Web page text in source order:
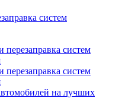
систем
систем
систем
на лучших